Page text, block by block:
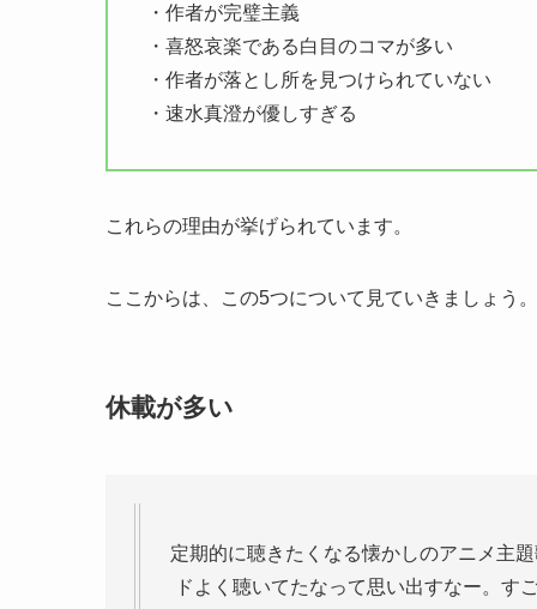
・作者が完璧主義
・喜怒哀楽である白目のコマが多い
・作者が落とし所を見つけられていない
・速水真澄が優しすぎる
これらの理由が挙げられています。
ここからは、この5つについて見ていきましょう。
休載が多い
定期的に聴きたくなる懐かしのアニメ主
ドよく聴いてたなって思い出すなー。す